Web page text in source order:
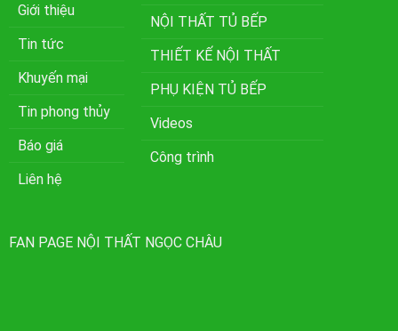
Giới thiệu
Tin tức
Khuyến mại
Tin phong thủy
Báo giá
Liên hệ
NỘI THẤT TỦ BẾP
THIẾT KẾ NỘI THẤT
PHỤ KIỆN TỦ BẾP
Videos
Công trình
FAN PAGE NỘI THẤT NGỌC CHÂU